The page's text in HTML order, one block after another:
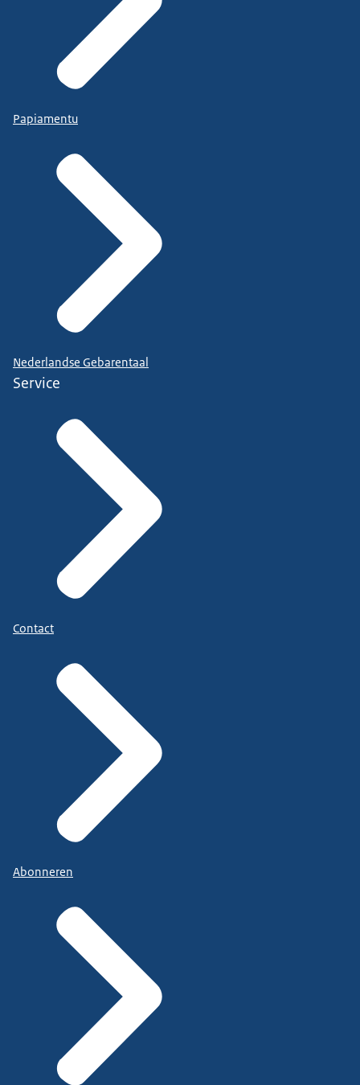
Papiamentu
Nederlandse Gebarentaal
Service
Contact
Abonneren